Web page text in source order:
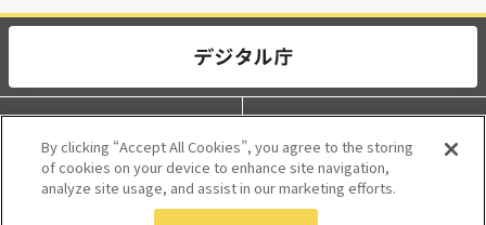
動作環境 個人情報保護
利用規約 アクセシビリティ
By clicking “Accept All Cookies”, you agree to the storing
of cookies on your device to enhance site navigation,
analyze site usage, and assist in our marketing efforts.